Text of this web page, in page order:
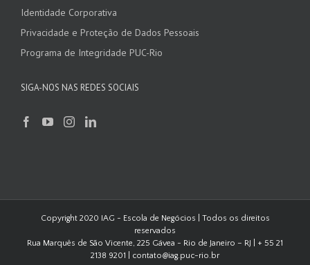
Identidade Corporativa
Privacidade e Proteção de Dados Pessoais
Programa de Integridade PUC-Rio
SIGA-NOS NAS REDES SOCIAIS
Copyright 2020 IAG - Escola de Negócios | Todos os direitos
reservados
Rua Marquês de São Vicente, 225 Gávea - Rio de Janeiro – RJ | + 55 21
2138 9201 | contato@iag.puc-rio.br